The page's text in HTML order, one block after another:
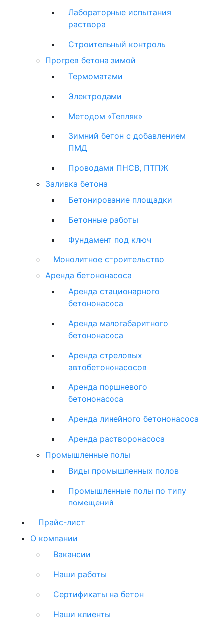
Лабораторные испытания
раствора
Строительный контроль
Прогрев бетона зимой
Термоматами
Электродами
Методом «Тепляк»
Зимний бетон с добавлением
ПМД
Проводами ПНСВ, ПТПЖ
Заливка бетона
Бетонирование площадки
Бетонные работы
Фундамент под ключ
Монолитное строительство
Аренда бетононасоса
Аренда стационарного
бетононасоса
Аренда малогабаритного
бетононасоса
Аренда стреловых
автобетононасосов
Аренда поршневого
бетононасоса
Аренда линейного бетононасоса
Аренда растворонасоса
Промышленные полы
Виды промышленных полов
Промышленные полы по типу
помещений
Прайс-лист
О компании
Вакансии
Наши работы
Сертификаты на бетон
Наши клиенты